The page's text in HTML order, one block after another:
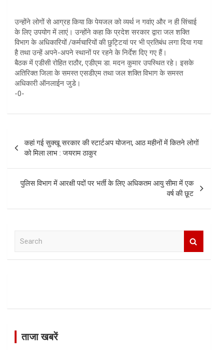
उन्होंने लोगों से आग्रह किया कि पेयजल को व्यर्थ न गवांए और न ही सिंचाई
के लिए उपयोग में लाएं। उन्होंने कहा कि प्रदेश सरकार द्वारा जल शक्ति
विभाग के अधिकारियों /कर्मचारियों की छुट्टियां पर भी प्रतिबंध लगा दिया गया
है तथा उन्हें अपने-अपने स्थानों पर रहने के निर्देश दिए गए हैं।
बैठक में एडीसी रोहित राठौर, एडीएम डा. मदन कुमार उपस्थित रहे। इसके
अतिरिक्त जिला के समस्त एसडीएम तथा जल शक्ति विभाग के समस्त
अधिकारी ऑनलाईन जुडे।
-0-
navigation
कहां गई सुक्खू सरकार की स्टार्टअप योजना, आठ महीनों में कितने लोगों
को मिला लाभ : जयराम ठाकुर
पुलिस विभाग में आरक्षी पदों पर भर्ती के लिए अधिकतम आयु सीमा में एक
वर्ष की छूट
ताजा खबरें